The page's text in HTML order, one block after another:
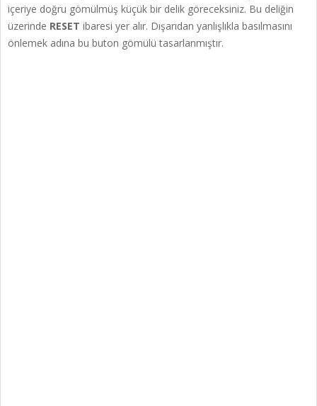
içeriye doğru gömülmüş küçük bir delik göreceksiniz. Bu deliğin
üzerinde RESET ibaresi yer alır. Dışarıdan yanlışlıkla basılmasını
önlemek adına bu buton gömülü tasarlanmıştır.